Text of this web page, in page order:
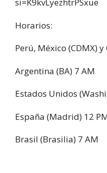
si=K9kvLyezhtrPSxue
Horarios:
Perú, México (CDMX)
Argentina (BA) 7 AM
Estados Unidos
España (Madrid) 12
Brasil (Brasilia) 7 AM